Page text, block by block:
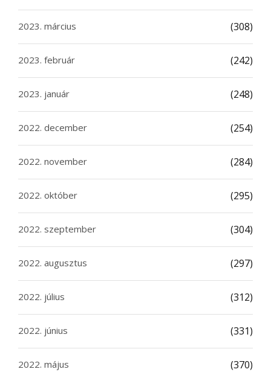
2023. március (308)
2023. február (242)
2023. január (248)
2022. december (254)
2022. november (284)
2022. október (295)
2022. szeptember (304)
2022. augusztus (297)
2022. július (312)
2022. június (331)
2022. május (370)